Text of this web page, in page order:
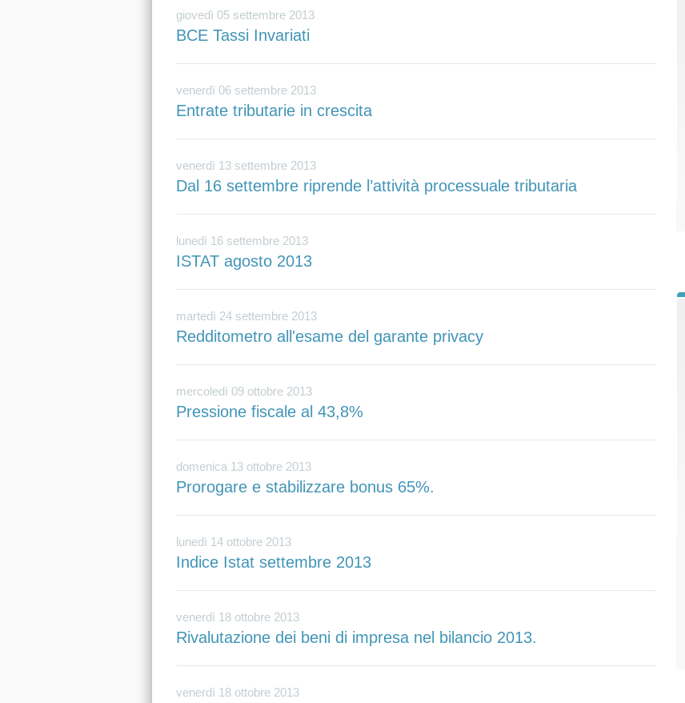
giovedì 05 settembre 2013
BCE Tassi Invariati
venerdì 06 settembre 2013
Entrate tributarie in crescita
venerdì 13 settembre 2013
Dal 16 settembre riprende l’attività processuale tributaria
lunedì 16 settembre 2013
ISTAT agosto 2013
martedì 24 settembre 2013
Redditometro all'esame del garante privacy
mercoledì 09 ottobre 2013
Pressione fiscale al 43,8%
domenica 13 ottobre 2013
Prorogare e stabilizzare bonus 65%.
lunedì 14 ottobre 2013
Indice Istat settembre 2013
venerdì 18 ottobre 2013
Rivalutazione dei beni di impresa nel bilancio 2013.
venerdì 18 ottobre 2013